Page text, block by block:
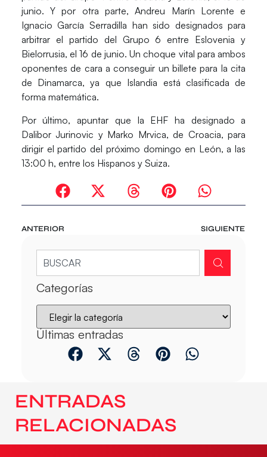
junio. Y por otra parte,Andreu Marín Lorente e
Ignacio García Serradilla han sido designados para
arbitrar el partido del Grupo 6 entre Eslovenia y
Bielorrusia, el 16 de junio. Un choque vital para ambos
oponentes de cara a conseguir un billete para la cita
de Dinamarca, ya que Islandia está clasificada de
forma matemática.
Por último, apuntar que la EHF ha designado a
Dalibor Jurinovic y Marko Mrvica, de Croacia, para
dirigir el partido del próximo domingo en León, a las
13:00 h, entre los Hispanos y Suiza.
ANTERIOR SIGUIENTE
Categorías
Últimas entradas
ENTRADAS
RELACIONADAS